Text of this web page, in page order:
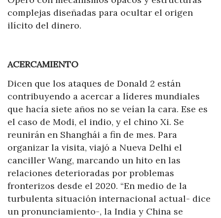
complejas diseñadas para ocultar el origen
ilícito del dinero.
ACERCAMIENTO
Dicen que los ataques de Donald 2 están
contribuyendo a acercar a líderes mundiales
que hacía siete años no se veían la cara. Ese es
el caso de Modi, el indio, y el chino Xi. Se
reunirán en Shanghái a fin de mes. Para
organizar la visita, viajó a Nueva Delhi el
canciller Wang, marcando un hito en las
relaciones deterioradas por problemas
fronterizos desde el 2020. “En medio de la
turbulenta situación internacional actual- dice
un pronunciamiento-, la India y China se